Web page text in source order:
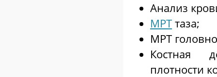
Анализ
МРТ таза;
МРТ
Костная
плотности